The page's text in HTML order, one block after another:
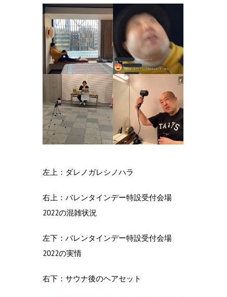
左上：ダレノガレシノハラ
右上：バレンタインデー特設受付会場
2022の混雑状況
左下：バレンタインデー特設受付会場
2022の実情
右下：サウナ後のヘアセット